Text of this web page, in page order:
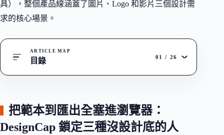
具），整個產品線涵蓋了圖片、Logo 和影片三個設計需
求的核心場景。
ARTICLE MAP
目錄 01 / 26
把範本到匯出全塞進瀏覽器：
DesignCap 鎖定三種沒設計底的人